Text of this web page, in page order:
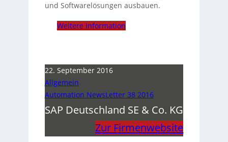
und Softwarelösungen ausbauen.
Weitere Information
22. September 2016
Allgemein
Automation NewsLetter 38 2016
SAP Deutschland SE & Co. KG
Zur Firmenwebsite